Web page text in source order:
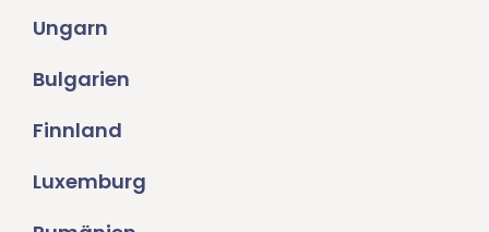
Ungarn
Bulgarien
Finnland
Luxemburg